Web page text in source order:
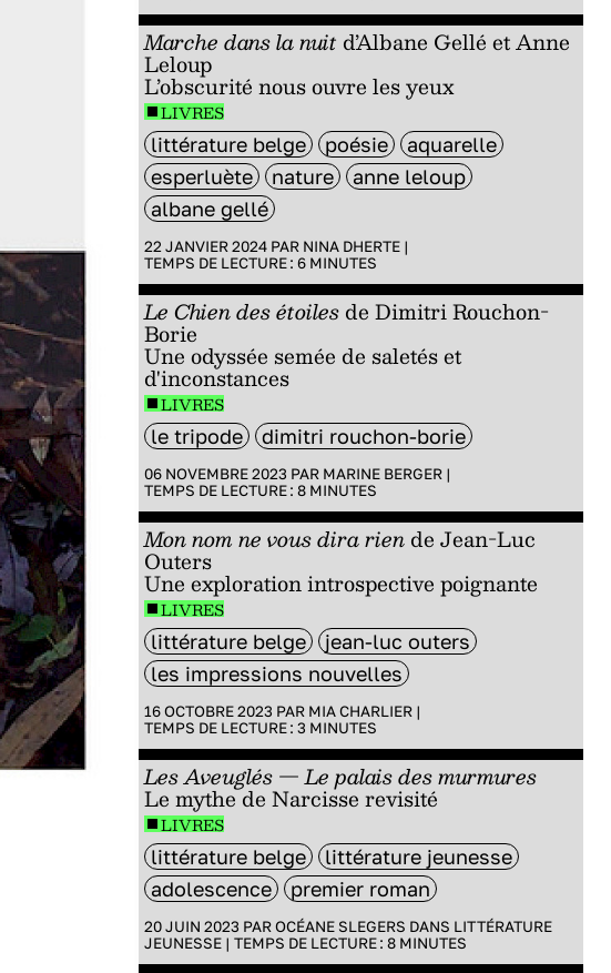
Marche dans la nuit d’Albane Gellé et Anne
Leloup
L’obscurité nous ouvre les yeux
LIVRES
littérature belge poésie
aquarelle
esperluète
nature
anne leloup
albane gellé
22 JANVIER 2024 PAR NINA DHERTE|
TEMPS DE LECTURE : 6MINUTES
Le Chien des étoilesde Dimitri Rouchon-
Borie
Une odyssée semée de saletés et
d'inconstances
LIVRES
le tripode dimitri rouchon-borie
06 NOVEMBRE 2023 PAR MARINE BERGER|
TEMPS DE LECTURE : 8MINUTES
Mon nom ne vous dira riende Jean-Luc
Outers
Une exploration introspective poignante
LIVRES
littérature belge
jean-luc outers
les impressions nouvelles
16 OCTOBRE 2023 PAR MIA CHARLIER|
TEMPS DE LECTURE : 3 MINUTES
Les Aveuglés — Le palais des murmures
Le mythe de Narcisse revisité
LIVRES
littérature belge
littérature jeunesse
adolescence
premier roman
20 JUIN 2023 PAROCÉANE SLEGERS DANS LITTÉRATURE
JEUNESSE| TEMPS DE LECTURE : 8MINUTES